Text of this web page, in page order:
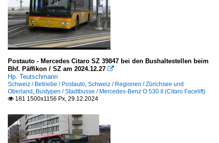
Postauto - Mercedes Citaro SZ 39847 bei den Bushaltestellen beim
Bhf. Päffikon / SZ am 2024.12.27 
Hp. Teutschmann
Schweiz / Betriebe / Postauto, Schweiz / Regionen / Zürichsee und
Oberland , Bustypen / Stadtbusse / Mercedes-Benz O 530 II (Citaro Facelift)
 181 1500x1156 Px, 29.12.2024